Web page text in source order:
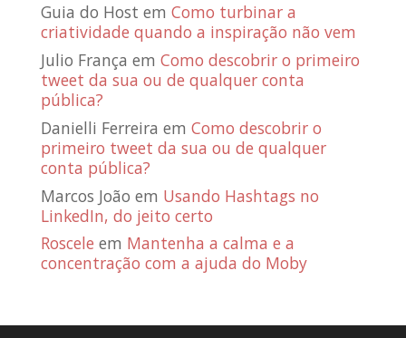
Guia do Host em Como turbinar a
criatividade quando a inspiração não vem
Julio França em Como descobrir o primeiro
tweet da sua ou de qualquer conta
pública?
Danielli Ferreira em Como descobrir o
primeiro tweet da sua ou de qualquer
conta pública?
Marcos João em Usando Hashtags no
LinkedIn, do jeito certo
Roscele em Mantenha a calma e a
concentração com a ajuda do Moby